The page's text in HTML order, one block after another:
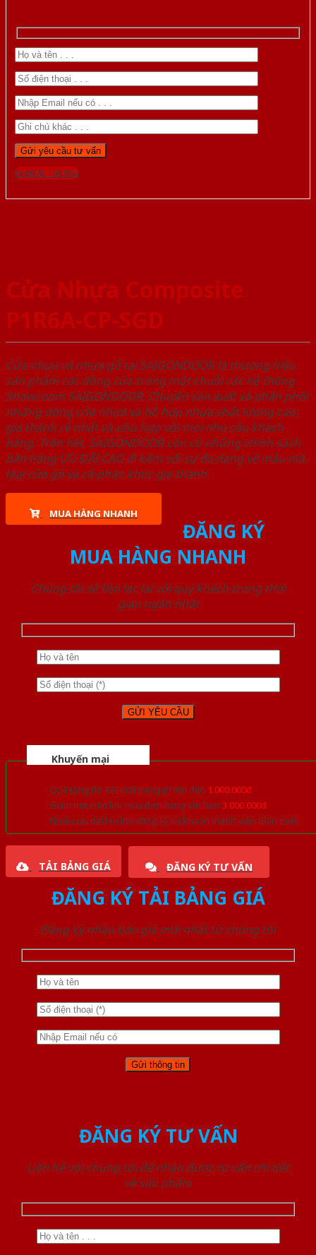
Gọi 0976.169.864
Cửa Nhựa Composite
P1R6A-CP-SGD
Cửa nhựa và nhựa gỗ tại SAIGONDOOR là thương hiệu
sản phẩm các dòng cửa trong một chuỗi các hệ thống
Showroom SAIGONDOOR. Chuyên sản xuất và phân phối
những dòng cửa nhựa và hỗ hợp nhựa chất lượng cao,
giá thành rẻ nhất và phù hợp với mọi nhu cầu khách
hàng. Trên hết, SAIGONDOOR còn có những chính sách
bán hàng ƯU ĐÃI CAO đi kèm với sự đa dạng về mẫu mã,
loại cửa gỗ và cả phân khúc giá thành.
MUA HÀNG NHANH
ĐĂNG KÝ
MUA HÀNG NHANH
Chúng tôi sẽ liên lạc lại với quý khách trong thời
gian ngắn nhất
Khuyến mại
Quà tặng đồ nội thất trang trí lên đến 1.000.000đ
Giảm trực tiếp khi mua đơn hàng lớn hơn 3.000.000đ
Nhiều ưu đãi lớn khi đăng ký tài khoản thành viên thân thiết
TẢI BẢNG GIÁ ĐĂNG KÝ TƯ VẤN
ĐĂNG KÝ TẢI BẢNG GIÁ
Đăng ký nhận báo giá mới nhất từ chúng tôi
ĐĂNG KÝ TƯ VẤN
Liên hệ với chúng tôi để nhận được tư vấn chi tiết
về sản phẩm